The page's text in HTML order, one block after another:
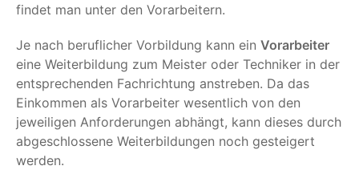
findet man unter den Vorarbeitern.
Je nach beruflicher Vorbildung kann ein Vorarbeiter
eine Weiterbildung zum Meister oder Techniker in der
entsprechenden Fachrichtung anstreben. Da das
Einkommen als Vorarbeiter wesentlich von den
jeweiligen Anforderungen abhängt, kann dieses durch
abgeschlossene Weiterbildungen noch gesteigert
werden.